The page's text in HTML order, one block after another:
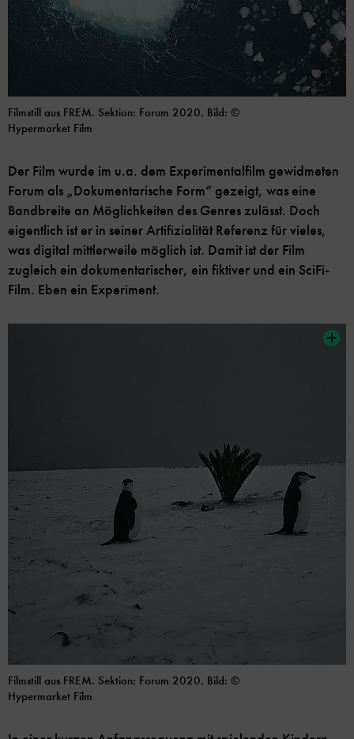
Filmstill aus FREM. Sektion: Forum 2020. Bild: ©
Hypermarket Film
Der Film wurde im u.a. dem Experimentalfilm gewidmeten
Forum als „Dokumentarische Form“ gezeigt, was eine
Bandbreite an Möglichkeiten des Genres zulässt. Doch
eigentlich ist er in seiner Artifizialität Referenz für vieles,
was digital mittlerweile möglich ist. Damit ist der Film
zugleich ein dokumentarischer, ein fiktiver und ein SciFi-
Film. Eben ein Experiment.
Filmstill aus FREM. Sektion: Forum 2020. Bild: ©
Hypermarket Film